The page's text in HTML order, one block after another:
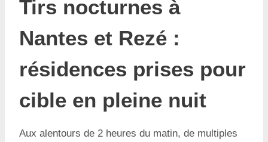
Tirs nocturnes à
Nantes et Rezé :
résidences prises pour
cible en pleine nuit
Aux alentours de 2 heures du matin, de multiples